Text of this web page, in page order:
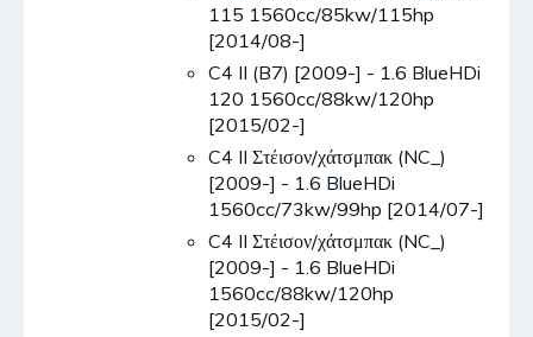
115 1560cc/85kw/115hp
[2014/08-]
C4 II (B7) [2009-] - 1.6 BlueHDi
120 1560cc/88kw/120hp
[2015/02-]
C4 II Στέισον/χάτσμπακ (NC_)
[2009-] - 1.6 BlueHDi
1560cc/73kw/99hp [2014/07-]
C4 II Στέισον/χάτσμπακ (NC_)
[2009-] - 1.6 BlueHDi
1560cc/88kw/120hp
[2015/02-]